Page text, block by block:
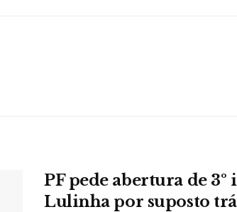
PF pede abertura de
Lulinha por suposto